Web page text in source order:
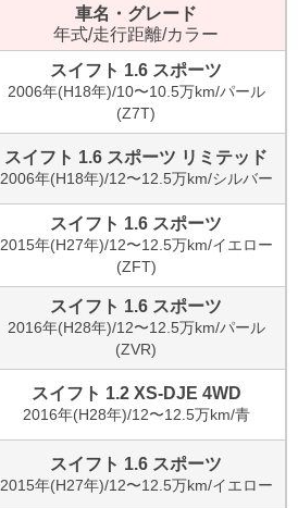
車名・グレード
年式/走行距離/カラー
スイフト 1.6 スポーツ
2006年(H18年)/10〜10.5万km/パール
(Z7T)
スイフト 1.6 スポーツ リミテッド
2006年(H18年)/12〜12.5万km/シルバー
スイフト 1.6 スポーツ
2015年(H27年)/12〜12.5万km/イエロー
(ZFT)
スイフト 1.6 スポーツ
2016年(H28年)/12〜12.5万km/パール
(ZVR)
スイフト 1.2 XS-DJE 4WD
2016年(H28年)/12〜12.5万km/青
スイフト 1.6 スポーツ
2015年(H27年)/12〜12.5万km/イエロー